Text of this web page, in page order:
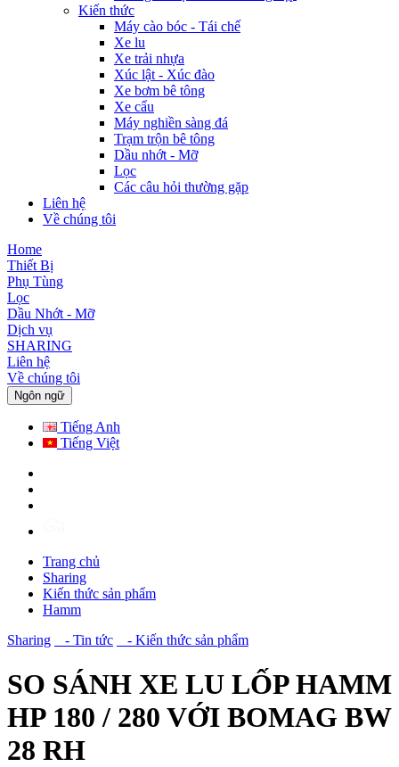
Kiến thức
Máy cào bóc - Tái chế
Xe lu
Xe trải nhựa
Xúc lật - Xúc đào
Xe bơm bê tông
Xe cẩu
Máy nghiền sàng đá
Trạm trộn bê tông
Dầu nhớt - Mỡ
Lọc
Các câu hỏi thường gặp
Liên hệ
Về chúng tôi
Home
Thiết Bị
Phụ Tùng
Lọc
Dầu Nhớt - Mỡ
Dịch vụ
SHARING
Liên hệ
Về chúng tôi
Ngôn ngữ
Tiếng Anh
Tiếng Việt
Trang chủ
Sharing
Kiến thức sản phẩm
Hamm
Sharing
- Tin tức - Kiến thức sản phẩm
SO SÁNH XE LU LỐP HAMM
HP 180 / 280 VỚI BOMAG BW
28 RH